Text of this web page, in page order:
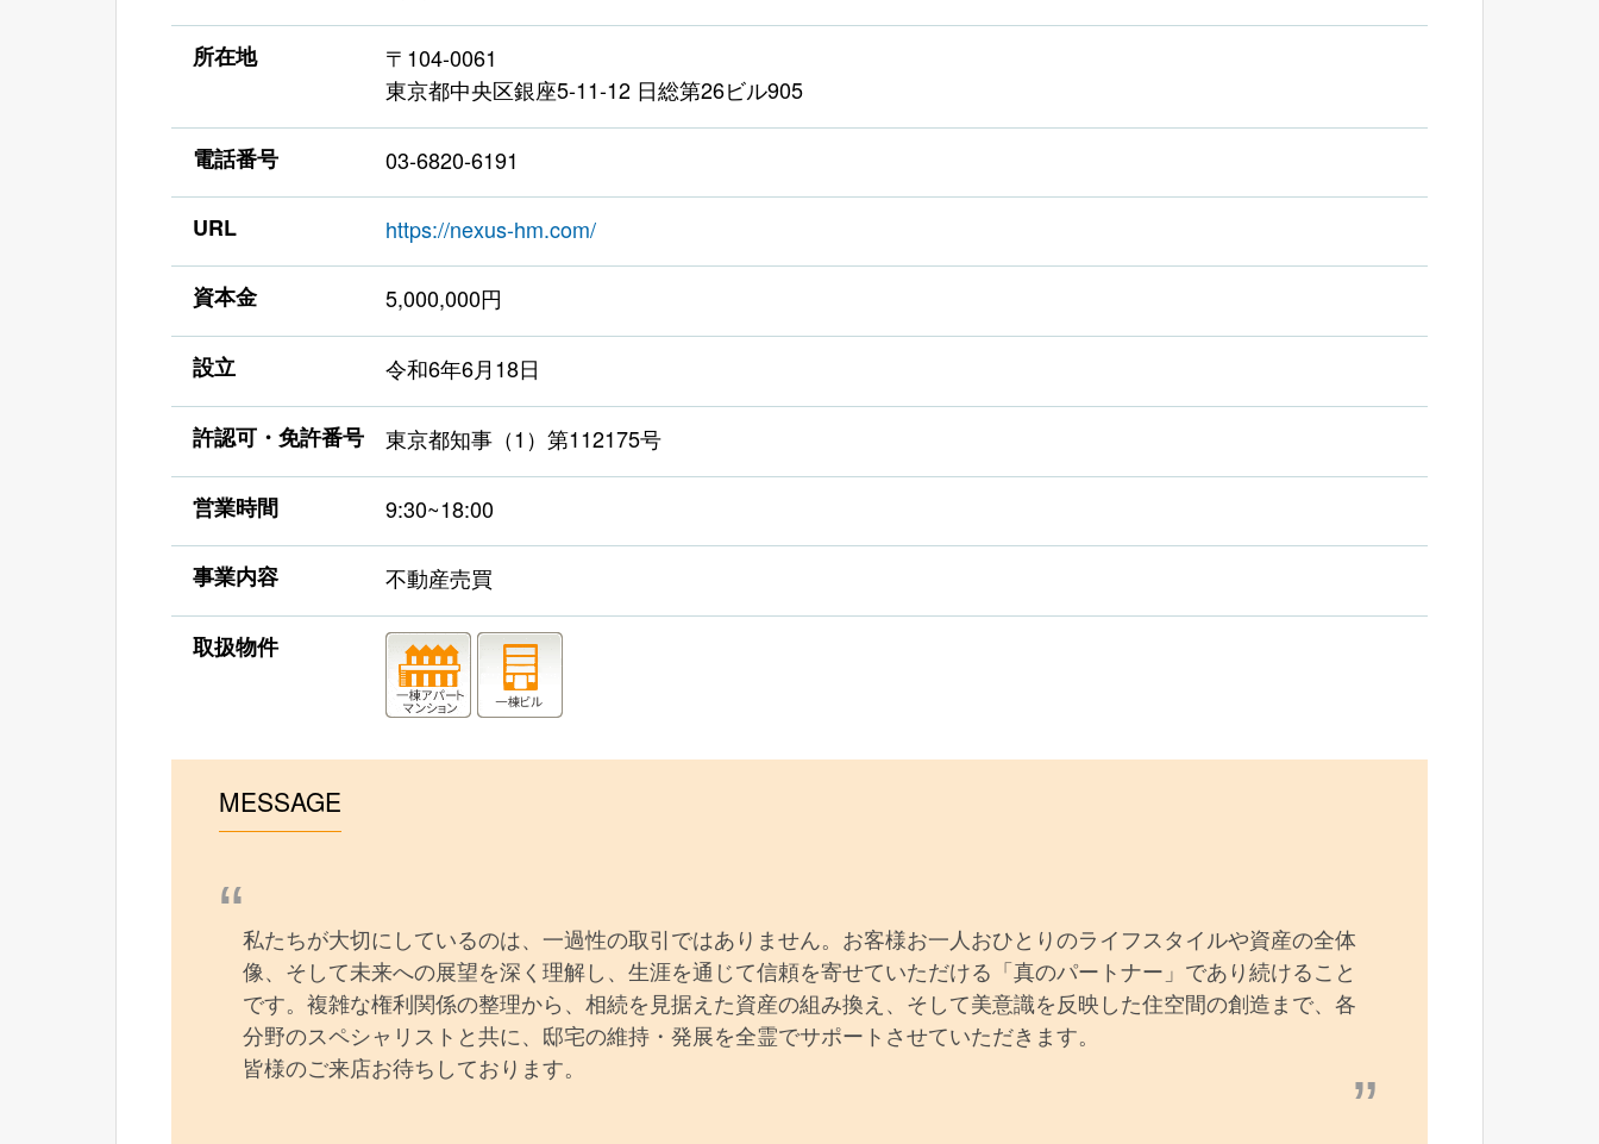
所在地
〒104-0061
東京都中央区銀座5-11-12 日総第26ビル905
電話番号 03-6820-6191
URL https://nexus-hm.com/
資本金 5,000,000円
設立 令和6年6月18日
許認可・免許番号 東京都知事（1）第112175号
営業時間 9:30~18:00
事業内容 不動産売買
取扱物件
MESSAGE
私たちが大切にしているのは、一過性の取引ではありません。お客様お一人おひとりのライフスタイルや資産の全体
像、そして未来への展望を深く理解し、生涯を通じて信頼を寄せていただける「真のパートナー」であり続けること
です。複雑な権利関係の整理から、相続を見据えた資産の組み換え、そして美意識を反映した住空間の創造まで、各
分野のスペシャリストと共に、邸宅の維持・発展を全霊でサポートさせていただきます。
皆様のご来店お待ちしております。